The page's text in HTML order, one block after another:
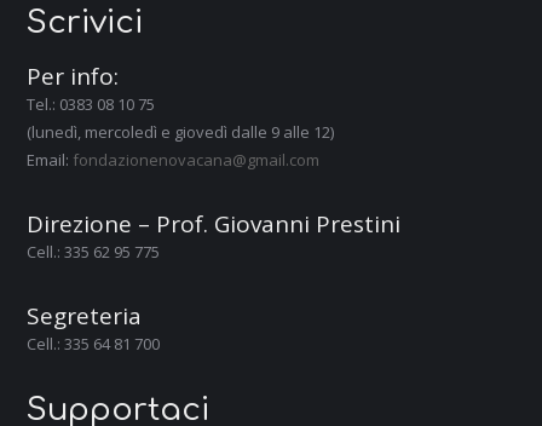
Scrivici
Per info:
Tel.: 0383 08 10 75
(lunedì, mercoledì e giovedì dalle 9 alle 12)
Email: fondazionenovacana@gmail.com
Direzione – Prof. Giovanni Prestini
Cell.: 335 62 95 775
Segreteria
Cell.: 335 64 81 700
Supportaci